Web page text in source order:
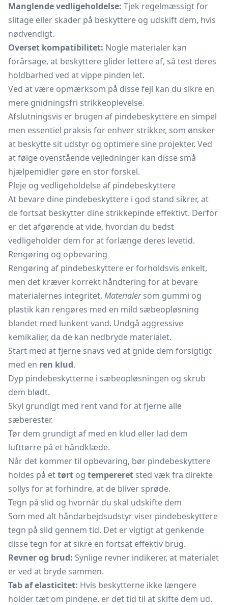
Manglende vedligeholdelse: Tjek regelmæssigt for
slitage eller skader på beskyttere og udskift dem, hvis
nødvendigt.
Overset kompatibilitet: Nogle materialer kan
forårsage, at beskyttere glider lettere af, så test deres
holdbarhed ved at vippe pinden let.
Ved at være opmærksom på disse fejl kan du sikre en
mere gnidningsfri strikkeoplevelse.
Afslutningsvis er brugen af pindebeskyttere en simpel
men essentiel praksis for enhver strikker, som ønsker
at beskytte sit udstyr og optimere sine projekter. Ved
at følge ovenstående vejledninger kan disse små
hjælpemidler gøre en stor forskel.
Pleje og vedligeholdelse af pindebeskyttere
At bevare dine pindebeskyttere i god stand sikrer, at
de fortsat beskytter dine strikkepinde effektivt. Derfor
er det afgørende at vide, hvordan du bedst
vedligeholder dem for at forlænge deres levetid.
Rengøring og opbevaring
Rengøring af pindebeskyttere er forholdsvis enkelt,
men det kræver korrekt håndtering for at bevare
materialernes integritet. Materialersom gummi og
plastik kan rengøres med en mild sæbeopløsning
blandet med lunkent vand. Undgå aggressive
kemikalier, da de kan nedbryde materialet.
Start med at fjerne snavs ved at gnide dem forsigtigt
med en ren klud.
Dyp pindebeskytterne i sæbeopløsningen og skrub
dem blødt.
Skyl grundigt med rent vand for at fjerne alle
sæberester.
Tør dem grundigt af med en klud eller lad dem
lufttørre på et håndklæde.
Når det kommer til opbevaring, bør pindebeskyttere
holdes på ettørt og tempereret sted væk fra direkte
sollys for at forhindre, at de bliver sprøde.
Tegn på slid og hvornår du skal udskifte dem
Som med alt håndarbejdsudstyr viser pindebeskyttere
tegn på slid gennem tid. Det er vigtigt at genkende
disse tegn for at sikre en fortsat effektiv brug.
Revner og brud: Synlige revner indikerer, at materialet
er ved at bryde sammen.
Tab af elasticitet: Hvis beskytterne ikke længere
holder tæt om pindene, er det tid til at skifte dem ud.